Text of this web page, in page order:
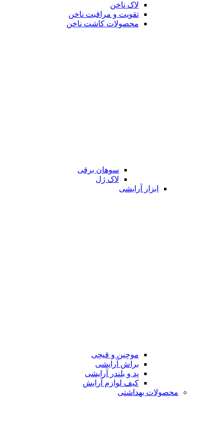
لاک ناخن
تقویت و مراقبت ناخن
محصولات کاشت ناخن
سوهان برقی
لاک ژل
ابزار آرایشی
موچین و قیچی
براش آرایشی
پد و بلندر آرایشی
کیف لوازم آرایش
محصولات بهداشتی